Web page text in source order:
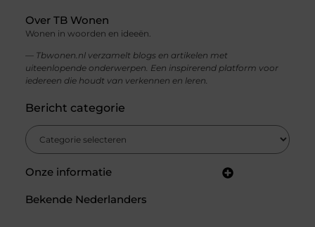
Over TB Wonen
Wonen in woorden en ideeën.
— Tbwonen.nl verzamelt blogs en artikelen met
uiteenlopende onderwerpen. Een inspirerend platform voor
iedereen die houdt van verkennen en leren.
Bericht categorie
Onze informatie
Bekende Nederlanders